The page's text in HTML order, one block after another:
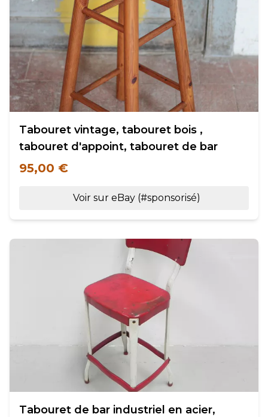
Tabouret vintage, tabouret bois ,
tabouret d'appoint, tabouret de bar
95,00 €
Voir sur eBay (#sponsorisé)
Tabouret de bar industriel en acier,